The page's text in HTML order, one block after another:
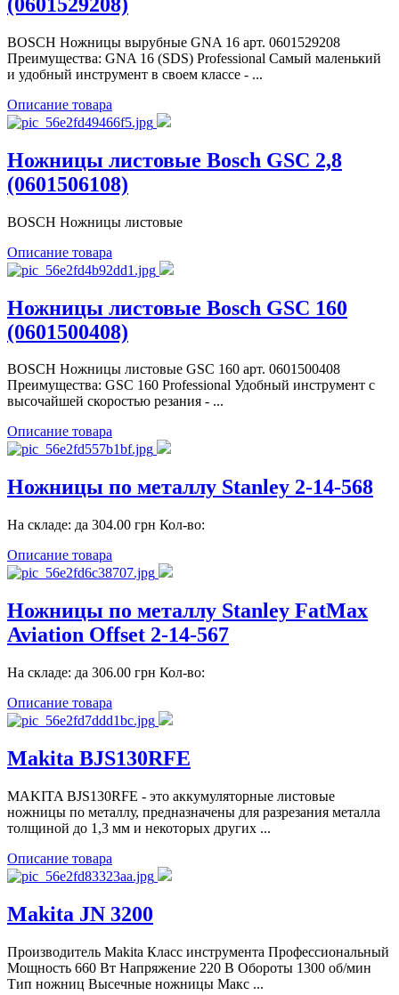
BOSCH Ножницы вырубные GNA 16 арт. 0601529208
Преимущества: GNA 16 (SDS) Professional Самый маленький
и удобный инструмент в своем классе - ...
Описание товара
Ножницы листовые Bosch GSC 2,8
(0601506108)
BOSCH Ножницы листовые
Описание товара
Ножницы листовые Bosch GSC 160
(0601500408)
BOSCH Ножницы листовые GSC 160 арт. 0601500408
Преимущества: GSC 160 Professional Удобный инструмент с
высочайшей скоростью резания - ...
Описание товара
Ножницы по металлу Stanley 2-14-568
На складе: да 304.00 грн Кол-во:
Описание товара
Ножницы по металлу Stanley FatMax
Aviation Offset 2-14-567
На складе: да 306.00 грн Кол-во:
Описание товара
Makita BJS130RFE
MAKITA BJS130RFE - это аккумуляторные листовые
ножницы по металлу, предназначены для разрезания металла
толщиной до 1,3 мм и некоторых других ...
Описание товара
Makita JN 3200
Производитель Makita Класс инструмента Профессиональный
Мощность 660 Вт Напряжение 220 В Обороты 1300 об/мин
Тип ножниц Высечные ножницы Макс ...